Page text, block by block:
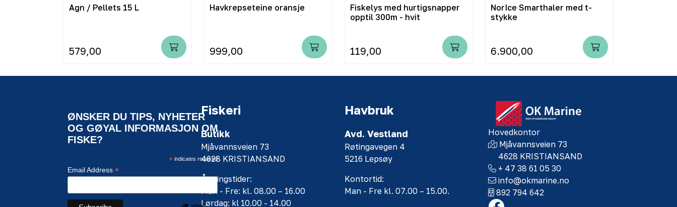
Agn / Pellets 15 L
579,00
Havkrepseteine oransje
999,00
Fiskelys med hurtigsnapper
opptil 300m - hvit
119,00
NorIce Smarthaler med t-
stykke
6.900,00
ØNSKER DU TIPS, NYHETER
OG GØYAL INFORMASJON OM
FISKE?
*indicates required
Email Address *
Fiskeri
Butikk
Mjåvannsveien 73
4628 KRISTIANSAND
Åpningstider:
Man - Fre: kl. 08.00 – 16.00
Lørdag: kl 10.00 - 14.00
Havbruk
Avd. Vestland
Røtingavegen 4
5216 Lepsøy
Kontortid:
Man - Fre kl. 07.00 – 15.00.
Hovedkontor
Mjåvannsveien 73
4628 KRISTIANSAND
+ 47 38 61 05 30
info@okmarine.no
892 794 642